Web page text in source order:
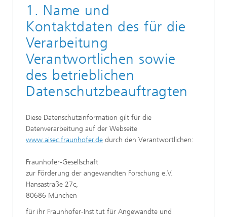
1. Name und
Kontaktdaten des für die
Verarbeitung
Verantwortlichen sowie
des betrieblichen
Datenschutzbeauftragten
Diese Datenschutzinformation gilt für die
Datenverarbeitung auf der Webseite
www.aisec.fraunhofer.de durch den Verantwortlichen:
Fraunhofer-Gesellschaft
zur Förderung der angewandten Forschung e.V.
Hansastraße 27c,
80686 München
für ihr Fraunhofer-Institut für Angewandte und